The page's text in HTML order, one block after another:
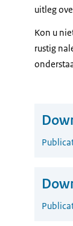
uitleg
Kon u
rustig